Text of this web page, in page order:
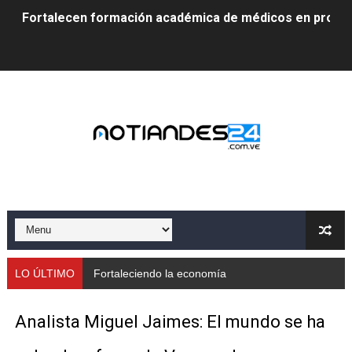
Fortalecen formación académica de médicos en
Fundecem inició con éxito el taller vacacional de
Iniciación al yoga reúne a diversos clubes deportivos
Mincomunas impulsa el autogobierno en Mérida con
Gobernación de Mérida realizó jornada socialista en
LO ÚLTIMO Fortaleciendo la economía comunal en El Vigía co
Analista Miguel Jaimes: El mundo se ha